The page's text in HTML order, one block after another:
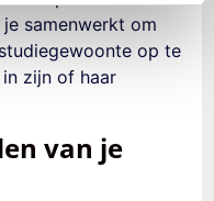
samenwerkt om
op te
zijn of haar
van je